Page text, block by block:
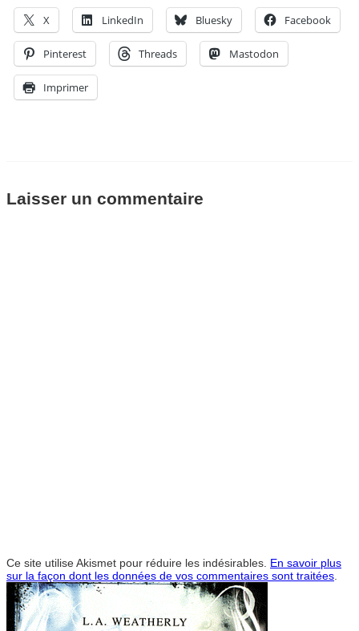
X LinkedIn Bluesky Facebook
Pinterest Threads Mastodon
Imprimer
Laisser un commentaire
Ce site utilise Akismet pour réduire les indésirables. En savoir plus
sur la façon dont les données de vos commentaires sont traitées